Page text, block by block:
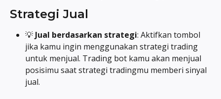
Strategi Jual
💡 Jual berdasarkan strategi: Aktifkan tombol
jika kamu ingin menggunakan strategi trading
untuk menjual. Trading bot kamu akan menjual
posisimu saat strategi tradingmu memberi sinyal
jual.